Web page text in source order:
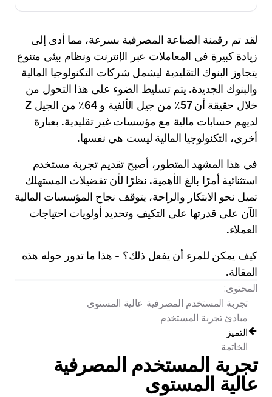
لقد تم رقمنة الصناعة المصرفية بسرعة، مما أدى إلى
زيادة كبيرة في المعاملات عبر الإنترنت ونظام بيئي متنوع
يتجاوز البنوك التقليدية ليشمل شركات التكنولوجيا المالية
والبنوك الجديدة. يتم تسليط الضوء على هذا التحول من
خلال حقيقة أن 57٪ من جيل الألفية و 64٪ من الجيل Z
لديهم حسابات مالية مع مؤسسات غير تقليدية. بعبارة
أخرى، التكنولوجيا المالية ليست هي نفسها.
في هذا المشهد المتطور، أصبح تقديم تجربة مستخدم
استثنائية أمرًا بالغ الأهمية. نظرًا لأن تفضيلات المستهلك
تميل نحو الابتكار والراحة، يتوقف نجاح المؤسسات المالية
الآن على قدرتها على التكيف وتحديد أولويات احتياجات
العملاء.
كيف يمكن للمرء أن يفعل ذلك؟ - هذا ما تدور حوله هذه
المقالة.
المحتوى:
تجربة المستخدم المصرفية عالية المستوى
مبادئ تجربة المستخدم
التميز
الخاتمة
تجربة المستخدم المصرفية
عالية المستوى